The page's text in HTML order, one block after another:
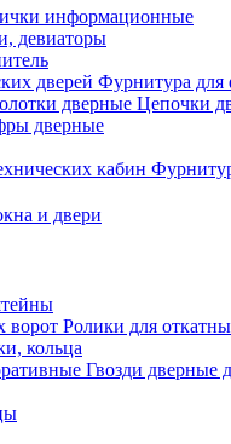
информационные
девиаторы
Фурнитура для
Цепочки
дверные
и двери
Ролики для
кольца
Гвозди дверные